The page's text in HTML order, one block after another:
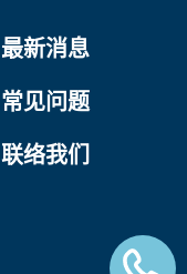
最新消息
常见问题
联络我们